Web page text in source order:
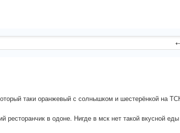
таки оранжевый с солнышком и шестерёнкой на
в одоне. Нигде в мск нет такой вкусной еды